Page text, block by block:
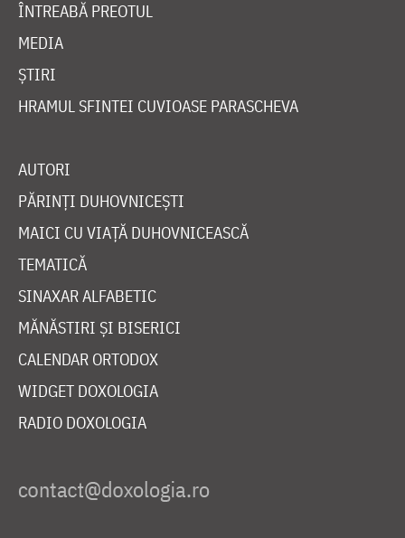
ÎNTREABĂ PREOTUL
MEDIA
ȘTIRI
HRAMUL SFINTEI CUVIOASE PARASCHEVA
AUTORI
PĂRINȚI DUHOVNICEȘTI
MAICI CU VIAȚĂ DUHOVNICEASCĂ
TEMATICĂ
SINAXAR ALFABETIC
MĂNĂSTIRI ȘI BISERICI
CALENDAR ORTODOX
WIDGET DOXOLOGIA
RADIO DOXOLOGIA